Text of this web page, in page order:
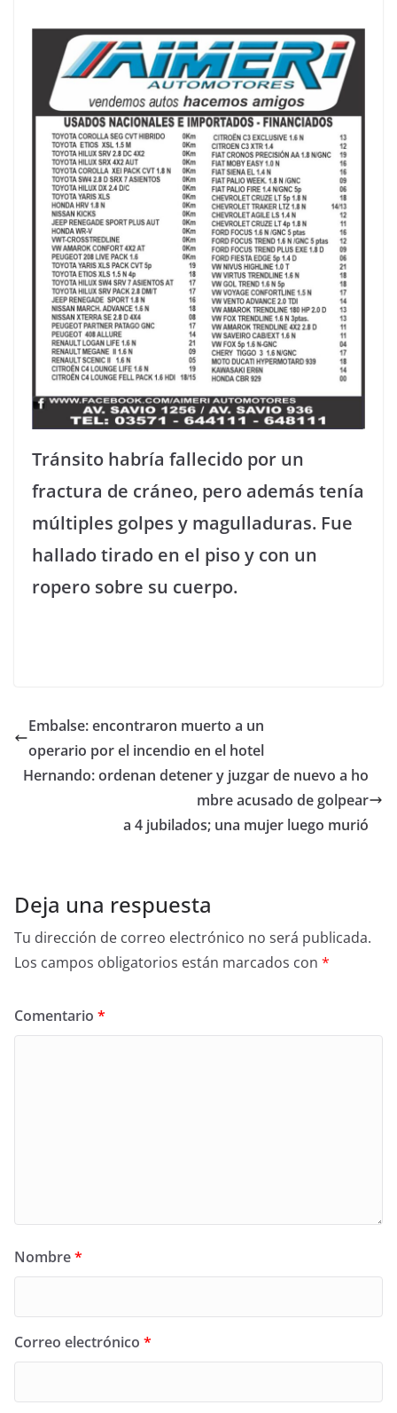
Tránsito habría fallecido por un
fractura de cráneo, pero además tenía
múltiples golpes y magulladuras. Fue
hallado tirado en el piso y con un
ropero sobre su cuerpo.
Embalse: encontraron muerto a un
operario por el incendio en el hotel
Hernando: ordenan detener y juzgar de nuevo a ho
mbre acusado de golpear
a 4 jubilados; una mujer luego murió
Deja una respuesta
Tu dirección de correo electrónico no será publicada.
Los campos obligatorios están marcados con *
Comentario *
Nombre*
Correo electrónico *